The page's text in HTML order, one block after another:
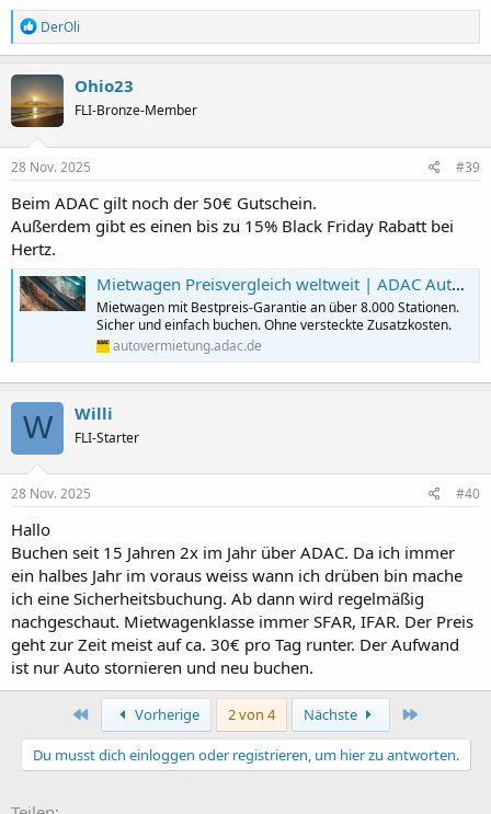
R
e
a
k
t
i
o
n
e
:
DerOli
Ohio23
FLI-Bronze-Member
28 Nov. 2025 #39
Beim ADAC gilt noch der 50€ Gutschein.
Außerdem gibt es einen bis zu 15% Black Friday Rabatt bei
Hertz.
Mietwagen Preisvergleich weltweit | ADAC Autovermietung
Mietwagen mit Bestpreis-Garantie an über 8.000 Stationen.
Sicher und einfach buchen. Ohne versteckte Zusatzkosten.
autovermietung.adac.de
W Willi
FLI-Starter
28 Nov. 2025 #40
Hallo
Buchen seit 15 Jahren 2x im Jahr über ADAC. Da ich immer
ein halbes Jahr im voraus weiss wann ich drüben bin mache
ich eine Sicherheitsbuchung. Ab dann wird regelmäßig
nachgeschaut. Mietwagenklasse immer SFAR, IFAR. Der Preis
geht zur Zeit meist auf ca. 30€ pro Tag runter. Der Aufwand
ist nur Auto stornieren und neu buchen.
Erste Vorherige 2 von 4 Nächste
Du musst dich einloggen oder registrieren, um hier zu antworten.